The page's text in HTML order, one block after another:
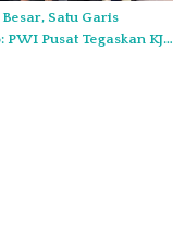
Satu Garis
PWI Pusat Tegaskan KJK